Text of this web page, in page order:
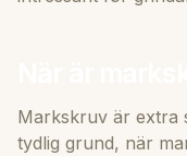
Markskruv är extra
tydlig grund, när